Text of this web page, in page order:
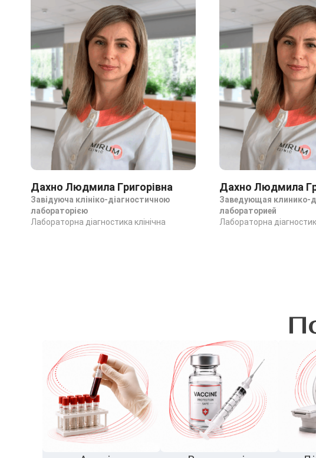
Дахно Людмила Григорівна
Завідуюча клініко-діагностичною
лабораторією
Лабораторна діагностика клінічна
Дахно Людмила
Заведующая клинико-
лабораторией
Лабораторна